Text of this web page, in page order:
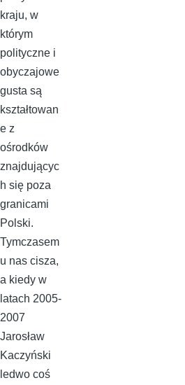
kraju, w
którym
polityczne i
obyczajowe
gusta są
kształtowan
e z
ośrodków
znajdującyc
h się poza
granicami
Polski.
Tymczasem
u nas cisza,
a kiedy w
latach 2005-
2007
Jarosław
Kaczyński
ledwo coś